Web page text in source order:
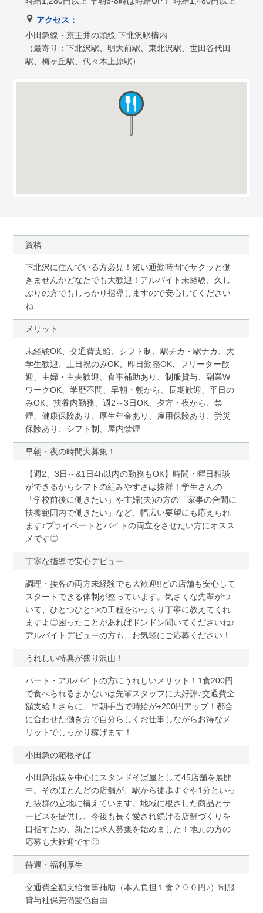
アクセス：
小田急線・京王井の頭線 下北沢駅構内
（最寄り：下北沢駅、明大前駅、東北沢駅、世田谷代田
駅、梅ヶ丘駅、代々木上原駅）
資格
下北沢に住んでいる方必見！短い通勤時間でサクッと働
きませんかどなたでも大歓迎！アルバイト未経験、久し
ぶりの方でもしっかり指導しますので安心してください
ね
メリット
未経験OK、交通費支給、シフト制、駅チカ・駅ナカ、大
学生歓迎、土日祝のみOK、即日勤務OK、フリーター歓
迎、主婦・主夫歓迎、食事補助あり、制服貸与、副業W
ワークOK、学歴不問、早朝・朝から、長期歓迎、平日の
みOK、扶養内勤務、週2～3日OK、夕方・夜から、禁
煙、健康保険あり、厚生年金あり、雇用保険あり、労災
保険あり、シフト制、屋内禁煙
早朝・夜の時間大募集！
【週2、3日～&1日4h以内の勤務もOK】時間・曜日相談
ができるからシフトの組みやすさは抜群！学生さんの
「学校前後に働きたい」や主婦(夫)の方の「家事の合間に
扶養範囲内で働きたい」など、幅広い要望にも応えられ
ます♪プライベートとバイトの両立をさせたい方にオスス
メです◎
丁寧な指導で安心デビュー
調理・接客の両方未経験でも大歓迎!!どの店舗も安心して
スタートできる体制が整っています。気さくな先輩がつ
いて、ひとつひとつの工程をゆっくり丁寧に教えてくれ
ますよ◎困ったことがあればドンドン聞いてくださいね♪
アルバイトデビューの方も、お気軽にご応募ください！
うれしい特典が盛り沢山！
パート・アルバイトの方にうれしいメリット！1食200円
で食べられるまかないは先輩スタッフに大好評♪交通費全
額支給！さらに、早朝手当で時給が+200円アップ！都合
に合わせた働き方で自分らしくお仕事しながらお得なメ
リットでしっかり稼げます！
小田急の箱根そば
小田急沿線を中心にスタンドそば屋として45店舗を展開
中。そのほとんどの店舗が、駅から徒歩すぐや1分といっ
た抜群の立地に構えています。地域に根ざした商品とサ
ービスを提供し、今後も長く愛され続ける店舗づくりを
目指すため、新たに求人募集を始めました！地元の方の
応募も大歓迎です◎
待遇・福利厚生
交通費全額支給食事補助（本人負担１食２００円♪）制服
貸与社保完備髪色自由